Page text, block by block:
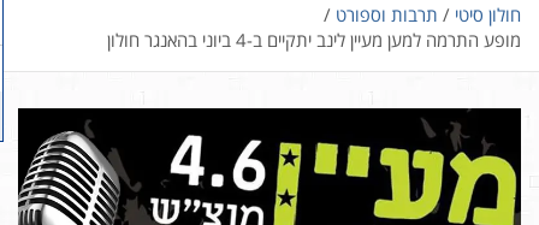
חולון סיטי
תרבות וספורט
מופע התרמה למען מעיין לינב יתקיים ב-4 ביוני בהאנגר חולון